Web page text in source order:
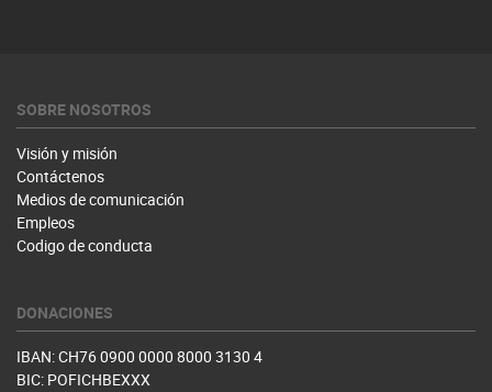
SOBRE NOSOTROS
Visión y misión
Contáctenos
Medios de comunicación
Empleos
Codigo de conducta
DONACIONES
IBAN: CH76 0900 0000 8000 3130 4
BIC: POFICHBEXXX